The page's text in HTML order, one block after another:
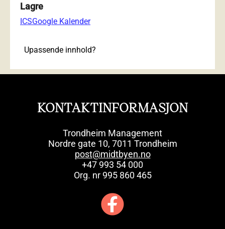
Lagre
ICSGoogle Kalender
Upassende innhold?
KONTAKTINFORMASJON
Trondheim Management
Nordre gate 10, 7011 Trondheim
post@midtbyen.no
+47 993 54 000
Org. nr 995 860 465